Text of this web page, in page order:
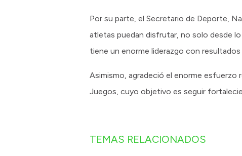
Por su parte, el Secretario de Deporte,
atletas puedan disfrutar, no solo desde
tiene un enorme liderazgo con
Asimismo, agradeció el enorme esfuerzo
Juegos, cuyo objetivo es seguir
TEMAS RELACIONADOS